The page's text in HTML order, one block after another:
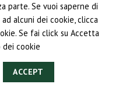
parte. Se vuoi saperne di
alcuni dei cookie, clicca
Se fai click su Accetta
dei cookie
ACCEPT